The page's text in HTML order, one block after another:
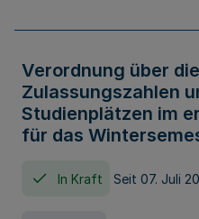
Verordnung über
Zulassungszahlen
Studienplätzen im
für das
In Kraft Seit 07. Juli